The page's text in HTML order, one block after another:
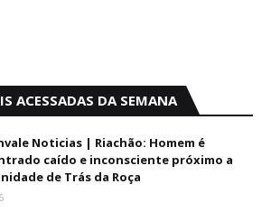
ACESSADAS DA SEMANA
Noticias | Riachão: Homem é
caído e inconsciente próximo a
de Trás da Roça